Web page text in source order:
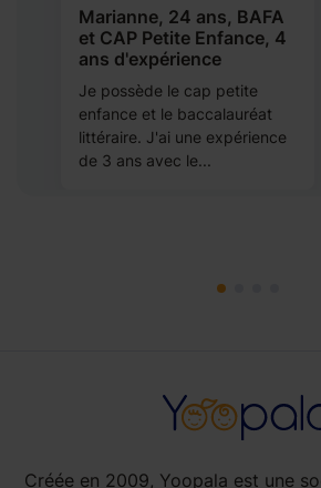
Marianne, 24 ans, BAFA
et CAP Petite Enfance, 4
ans d'expérience
Je possède le cap petite
enfance et le baccalauréat
littéraire. J'ai une expérience
de 3 ans avec le...
Créée en 2009, Yoopala est une